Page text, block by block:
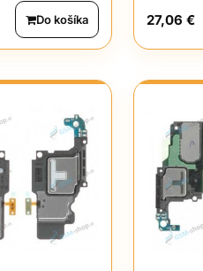
Do košíka 27,06 €